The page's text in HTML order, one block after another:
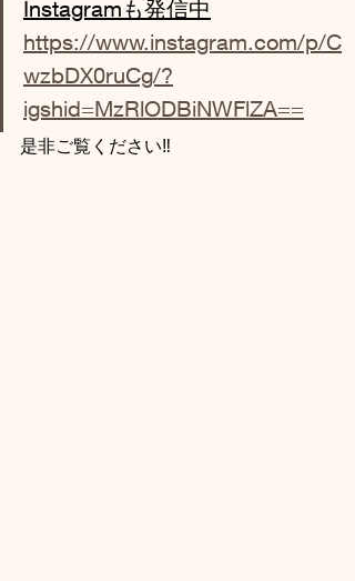
Instagramも発信中
https://www.instagram.com/p/C
wzbDX0ruCg/?
igshid=MzRlODBiNWFlZA==
是非ご覧ください‼️